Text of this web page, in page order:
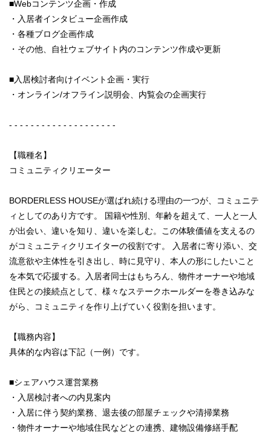
■Webコンテンツ企画・作成
・入居者インタビュー企画作成
・各種ブログ企画作成
・その他、自社ウェブサイト内のコンテンツ作成や更新
■入居検討者向けイベント企画・実行
・オンライン/オフライン説明会、内覧会の企画実行
- - - - - - - - - - - - - - - - - - - -
【職種名】
コミュニティクリエーター
BORDERLESS HOUSEが選ばれ続ける理由の一つが、コミュニテ
ィとしてのあり方です。 国籍や性別、年齢を超えて、一人と一人
が出会い、違いを知り、違いを楽しむ。この体験価値を支えるの
がコミュニティクリエイターの役割です。 入居者に寄り添い、交
流意欲や主体性を引き出し、時に見守り、本人の形にしたいこと
を本気で応援する。入居者同士はもちろん、物件オーナーや地域
住民との接続点として、様々なステークホールダーを巻き込みな
がら、コミュニティを作り上げていく役割を担います。
【職務内容】
具体的な内容は下記（一例）です。
■シェアハウス運営業務
・入居検討者への内見案内
・入居に伴う契約業務、退去後の部屋チェックや清掃業務
・物件オーナーや地域住民などとの連携、建物設備修繕手配